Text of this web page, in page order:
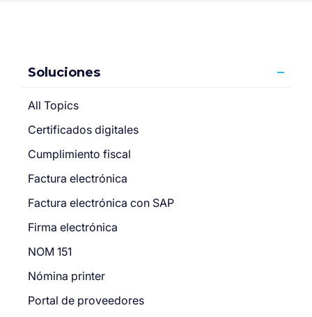
Soluciones
All Topics
Certificados digitales
Cumplimiento fiscal
Factura electrónica
Factura electrónica con SAP
Firma electrónica
NOM 151
Nómina printer
Portal de proveedores